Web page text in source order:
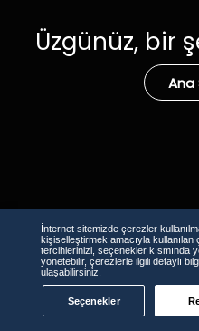
Üzgünüz, bir
Ana
İnternet sitemizde çerezler
kişiselleştirmek amacıyla kullanılan
tercihlerinizi, seçenekler kısmında
yönetebilir, çerezlerle ilgili detaylı
ulaşabilirsiniz.
Seçenekler